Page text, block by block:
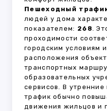
Пешеходный
людей у дома
показателем: 268.
проходимости
городским условиям
расположения
транспортных
образовательных
сервисов. В
трафик обычно
движения жильцов и